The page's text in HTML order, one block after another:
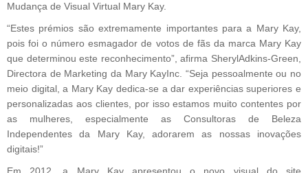
Mudança de Visual Virtual Mary Kay.
“Estes prémios são extremamente importantes para a Mary Kay,
pois foi o número esmagador de votos de fãs da marca Mary Kay
que determinou este reconhecimento”, afirma SherylAdkins-Green,
Directora de Marketing da Mary KayInc. “Seja pessoalmente ou no
meio digital, a Mary Kay dedica-se a dar experiências superiores e
personalizadas aos clientes, por isso estamos muito contentes por
as mulheres, especialmente as Consultoras de Beleza
Independentes da Mary Kay, adorarem as nossas inovações
digitais!”